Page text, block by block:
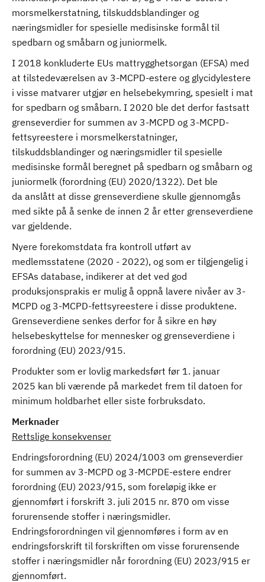
morsmelkerstatning, tilskuddsblandinger og
næringsmidler for spesielle medisinske formål til
spedbarn og småbarn og juniormelk.
I 2018 konkluderte EUs mattrygghetsorgan (EFSA) med
at tilstedeværelsen av 3-MCPD-estere og glycidylestere
i visse matvarer utgjør en helsebekymring, spesielt i mat
for spedbarn og småbarn. I 2020 ble det derfor fastsatt
grenseverdier for summen av 3-MCPD og 3-MCPD-
fettsyreestere i morsmelkerstatninger,
tilskuddsblandinger og næringsmidler til spesielle
medisinske formål beregnet på spedbarn og småbarn og
juniormelk (forordning (EU) 2020/1322). Det ble
da anslått at disse grenseverdiene skulle gjennomgås
med sikte på å senke de innen 2 år etter grenseverdiene
var gjeldende.
Nyere forekomstdata fra kontroll utført av
medlemsstatene (2020 - 2022), og som er tilgjengelig i
EFSAs database, indikerer at det ved god
produksjonsprakis er mulig å oppnå lavere nivåer av 3-
MCPD og 3-MCPD-fettsyreestere i disse produktene.
Grenseverdiene senkes derfor for å sikre en høy
helsebeskyttelse for mennesker og grenseverdiene i
forordning (EU) 2023/915.
Produkter som er lovlig markedsført før 1. januar
2025 kan bli værende på markedet frem til datoen for
minimum holdbarhet eller siste forbruksdato.
Merknader
Rettslige konsekvenser
Endringsforordning (EU) 2024/1003 om grenseverdier
for summen av 3-MCPD og 3-MCPDE-estere endrer
forordning (EU) 2023/915, som foreløpig ikke er
gjennomført i forskrift 3. juli 2015 nr. 870 om visse
forurensende stoffer i næringsmidler.
Endringsforordningen vil gjennomføres i form av en
endringsforskrift til forskriften om visse forurensende
stoffer i næringsmidler når forordning (EU) 2023/915 er
gjennomført.